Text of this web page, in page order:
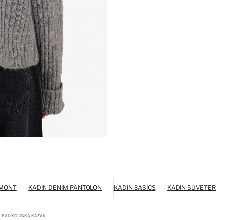
KADIN DENIM PANTOLON KADIN BASICS KADIN SÜVETER
BALIKÇI YAKA KAZAK